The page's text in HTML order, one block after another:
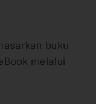
buku
melalui